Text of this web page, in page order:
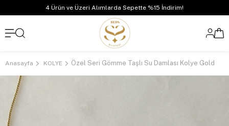
4 Ürün ve Üzeri Alımlarda Sepette %15 İndirim!
Anasayfa KOLYE Özel Seri Gömme Taşlı Su Damlası Kolye Gold